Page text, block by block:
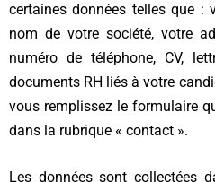
certaines données telles que :
nom de votre société, votre
numéro de téléphone, CV,
documents RH liés à votre
vous remplissez le formulaire
dans la rubrique « contact ».
Les données sont collectées